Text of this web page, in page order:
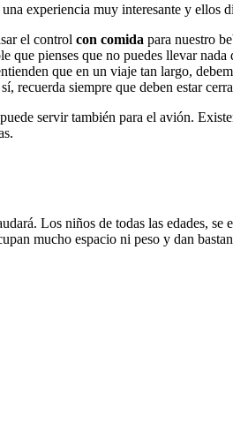
experiencia muy interesante y ellos
el control con comida para nuestro
pienses que no puedes llevar
que en un viaje tan largo,
siempre que deben estar
servir también para el avión.
Los niños de todas las edades,
mucho espacio ni peso y dan